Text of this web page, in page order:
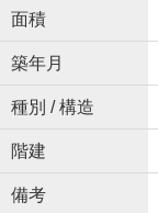
面積
築年月
種別 / 構造
階建
備考